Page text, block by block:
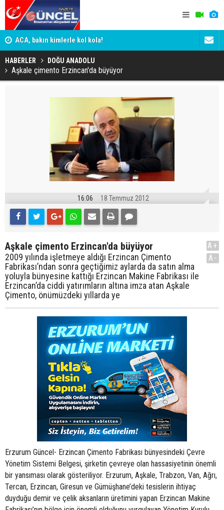
ACA, bakın kimlerle kol kola!
HABERLER DOĞU ANADOLU
Aşkale çimento Erzincan'da büyüyor
16:06 18 Temmuz 2012
Aşkale çimento Erzincan'da büyüyor
2009 yılında işletmeye aldığı Erzincan Çimento
Fabrikası’ndan sonra geçtiğimiz aylarda da satın alma
yoluyla bünyesine kattığı Erzincan Makine Fabrikası ile
Erzincan’da ciddi yatırımların altına imza atan Aşkale
Çimento, önümüzdeki yıllarda ye
A+
A-
Erzurum Güncel- Erzincan Çimento Fabrikası bünyesindeki Çevre
Yönetim Sistemi Belgesi, şirketin çevreye olan hassasiyetinin önemli
bir yansıması olarak gösteriliyor. Erzurum, Aşkale, Trabzon, Van, Ağrı,
Tercan, Erzincan, Giresun ve Gümüşhane’deki tesislerin ihtiyaç
duyduğu demir ve çelik aksanların üretimini yapan Erzincan Makine